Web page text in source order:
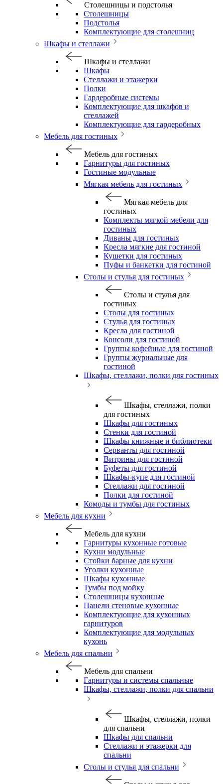
Столешницы и подстолья
Столешницы
Подстолья
Комплектующие для столешниц
Шкафы и стеллажи
Шкафы и стеллажи
Шкафы
Стеллажи и этажерки
Полки
Гардеробные системы
Комплектующие для шкафов и
стеллажей
Комплектующие для гардеробных
Мебель для гостиных
Мебель для гостиных
Гарнитуры для гостиных
Гостиные модульные
Мягкая мебель для гостиных
Мягкая мебель для
гостиных
Комплекты мягкой мебели для
гостиных
Диваны для гостиных
Кресла мягкие для гостиной
Кушетки для гостиных
Пуфы и банкетки для гостиной
Столы и стулья для гостиных
Столы и стулья для
гостиных
Столы для гостиных
Стулья для гостиных
Кресла для гостиной
Консоли для гостиной
Группы кофейные для гостиной
Группы журнальные для
гостиной
Шкафы, стеллажи, полки для гостиных
Шкафы, стеллажи, полки
для гостиных
Шкафы для гостиных
Стенки для гостиной
Шкафы книжные и библиотеки
Серванты для гостиной
Витрины для гостиной
Буфеты для гостиной
Шкафы-купе для гостиной
Стеллажи для гостиной
Полки для гостиной
Комоды и тумбы для гостиных
Мебель для кухни
Мебель для кухни
Гарнитуры кухонные готовые
Кухни модульные
Стойки барные для кухни
Уголки кухонные
Шкафы кухонные
Тумбы под мойку
Столешницы кухонные
Панели стеновые кухонные
Комплектующие для кухонных
гарнитуров
Комплектующие для модульных
кухонь
Мебель для спальни
Мебель для спальни
Гарнитуры и системы спальные
Шкафы, стеллажи, полки для спальни
Шкафы, стеллажи, полки
для спальни
Шкафы для спальни
Стеллажи и этажерки для
спальни
Столы и стулья для спальни